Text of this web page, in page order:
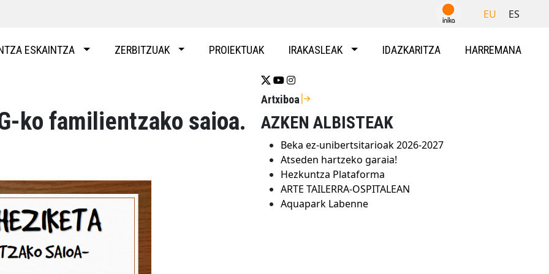
EU ES
ESKAINTZA ZERBITZUAK PROIEKTUAK IRAKASLEAK IDAZKARITZA HARREMANA
ko familientzako saioa.
Se abrirá nueva ventana-twitter
Se abrirá nueva ventana-youtube
Se abrirá nueva ventana-instragram
Artxiboa
AZKEN ALBISTEAK
Beka ez-unibertsitarioak 2026-2027
Atseden hartzeko garaia!
Hezkuntza Plataforma
ARTE TAILERRA-OSPITALEAN
Aquapark Labenne